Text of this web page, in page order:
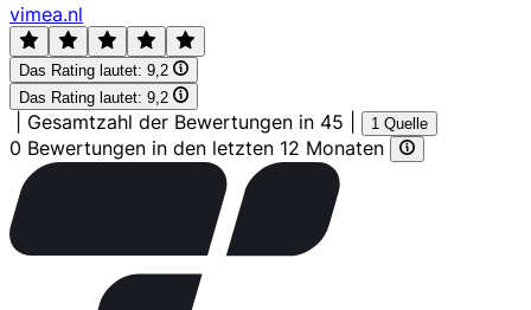
vimea.nl
Das Rating lautet: 9,2
Das Rating lautet: 9,2
Gesamtzahl der Bewertungen in 45 1 Quelle
0 Bewertungen in den letzten 12 Monaten